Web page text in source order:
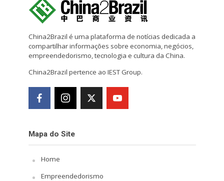
China2Brazil é uma plataforma de notícias dedicada a
compartilhar informações sobre economia, negócios,
empreendedorismo, tecnologia e cultura da China.
China2Brazil pertence ao IEST Group.
Mapa do Site
Home
Empreendedorismo